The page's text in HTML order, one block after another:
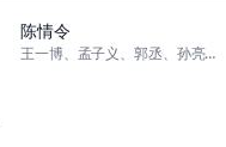
陈情令
王一博、孟子义、郭丞、孙亮、李若彤、曹峻祥、肖战、漆培鑫、朱赞锦、叶轩彤